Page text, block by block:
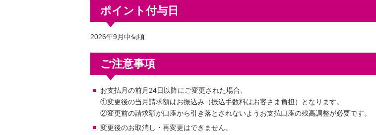
ポイント付与日
2026年9月中旬頃
ご注意事項
お支払月の前月24日以降にご変更された場合、
①変更後の当月請求額はお振込み（振込手数料はお客さま負担）となります。
②変更前の請求額が口座から引き落とされないようお支払口座の残高調整が必要です。
変更後のお取消し・再変更はできません。